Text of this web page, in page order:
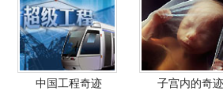
中国工程奇迹 子宫内的奇迹